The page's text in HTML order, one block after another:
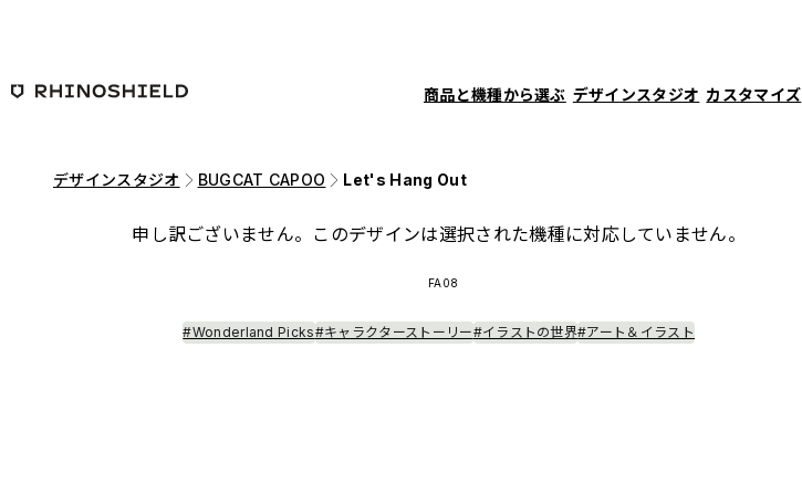
商品と機種から選ぶ デザインスタジオ カスタマイズ
デザインスタジオ BUGCAT CAPOO Let's Hang Out
申し訳ございません。このデザインは選択された機種に対応していません。
FA08
#Wonderland Picks#キャラクターストーリー#イラストの世界#アート＆イラスト